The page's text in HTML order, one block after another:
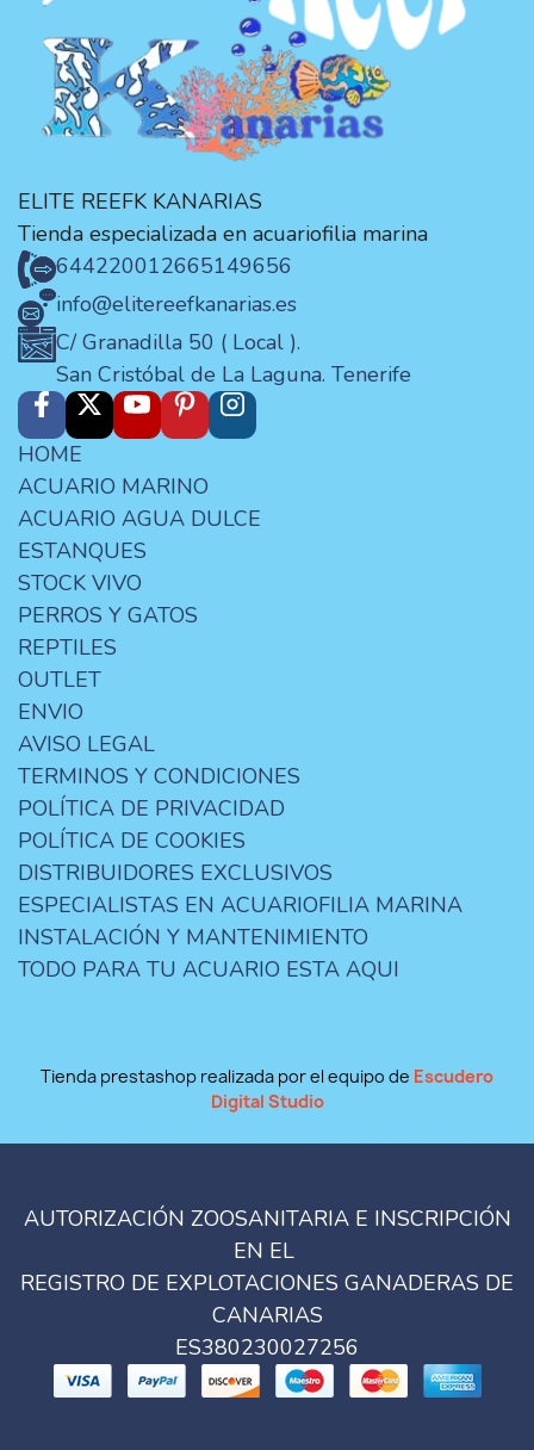
ELITE REEFK KANARIAS
Tienda especializada en acuariofilia marina
644220012665149656
info@elitereefkanarias.es
C/ Granadilla 50 ( Local ).
San Cristóbal de La Laguna. Tenerife
HOME
ACUARIO MARINO
ACUARIO AGUA DULCE
ESTANQUES
STOCK VIVO
PERROS Y GATOS
REPTILES
OUTLET
ENVIO
AVISO LEGAL
TERMINOS Y CONDICIONES
POLÍTICA DE PRIVACIDAD
POLÍTICA DE COOKIES
DISTRIBUIDORES EXCLUSIVOS
ESPECIALISTAS EN ACUARIOFILIA MARINA
INSTALACIÓN Y MANTENIMIENTO
TODO PARA TU ACUARIO ESTA AQUI
Tienda prestashop realizada por el equipo de Escudero
Digital Studio
AUTORIZACIÓN ZOOSANITARIA E INSCRIPCIÓN
EN EL
REGISTRO DE EXPLOTACIONES GANADERAS DE
CANARIAS
ES380230027256